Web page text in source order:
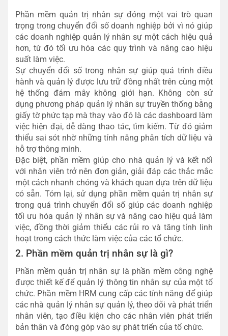
Phần mềm quản trị nhân sự đóng một vai trò quan
trọng trong chuyển đổi số doanh nghiệp bởi vì nó giúp
các doanh nghiệp quản lý nhân sự một cách hiệu quả
hơn, từ đó tối ưu hóa các quy trình và nâng cao hiệu
suất làm việc.
Sự chuyển đổi số trong nhân sự giúp quá trình điều
hành và quản lý được lưu trữ đồng nhất trên cùng một
hệ thống đám mây không giới hạn. Không còn sử
dụng phương pháp quản lý nhân sự truyền thống bằng
giấy tờ phức tạp mà thay vào đó là các dashboard làm
việc hiện đại, dễ dàng thao tác, tìm kiếm. Từ đó giảm
thiểu sai sót nhờ những tính năng phân tích dữ liệu và
hỗ trợ thông minh.
Đặc biệt, phần mềm giúp cho nhà quản lý và kết nối
với nhân viên trở nên đơn giản, giải đáp các thắc mắc
một cách nhanh chóng và khách quan dựa trên dữ liệu
có sẵn. Tóm lại, sử dụng phần mềm quản trị nhân sự
trong quá trình chuyển đổi số giúp các doanh nghiệp
tối ưu hóa quản lý nhân sự và nâng cao hiệu quả làm
việc, đồng thời giảm thiểu các rủi ro và tăng tính linh
hoạt trong cách thức làm việc của các tổ chức.
2. Phần mềm quản trị nhân sự là gì?
Phần mềm quản trị nhân sự là phần mềm công nghệ
được thiết kế để quản lý thông tin nhân sự của một tổ
chức. Phần mềm HRM cung cấp các tính năng để giúp
các nhà quản lý nhân sự quản lý, theo dõi và phát triển
nhân viên, tạo điều kiện cho các nhân viên phát triển
bản thân và đóng góp vào sự phát triển của tổ chức.